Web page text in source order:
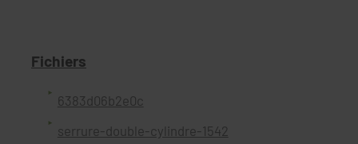
Fichiers
6383d06b2e0c
serrure-double-cylindre-1542